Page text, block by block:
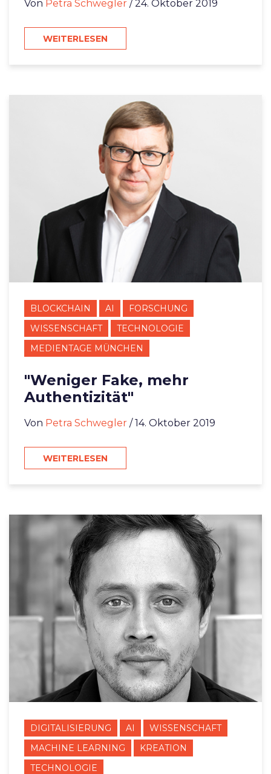
Von Petra Schwegler / 24. Oktober 2019
WEITERLESEN
BLOCKCHAIN AI
FORSCHUNG
WISSENSCHAFT
TECHNOLOGIE
MEDIENTAGE MÜNCHEN
"Weniger Fake, mehr
Authentizität"
Von Petra Schwegler / 14. Oktober 2019
WEITERLESEN
DIGITALISIERUNG AI
WISSENSCHAFT
MACHINE LEARNING
KREATION
TECHNOLOGIE